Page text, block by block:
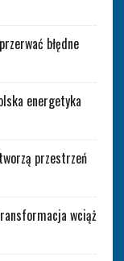
błędne
energetyka
przestrzeń
wciąż